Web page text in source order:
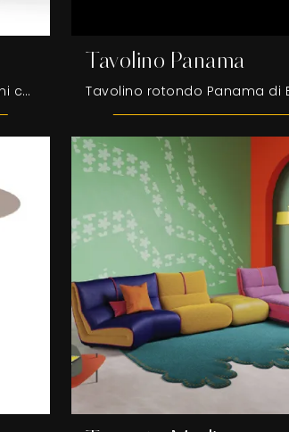
Desideri impreziosire i tuoi interni con i Complementi Egoitaliano? Eccoti molteplici modelli di tavolini in plastica come Tavolino Infinity.
Tavolino Panama